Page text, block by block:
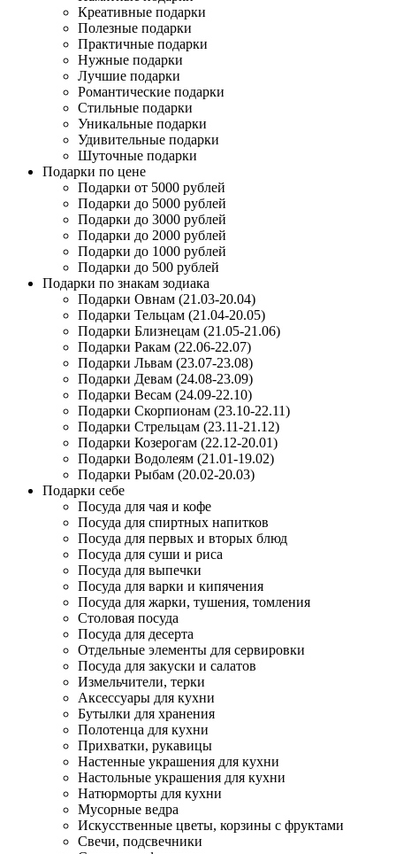
Креативные подарки
Полезные подарки
Практичные подарки
Нужные подарки
Лучшие подарки
Романтические подарки
Стильные подарки
Уникальные подарки
Удивительные подарки
Шуточные подарки
Подарки по цене
Подарки от 5000 рублей
Подарки до 5000 рублей
Подарки до 3000 рублей
Подарки до 2000 рублей
Подарки до 1000 рублей
Подарки до 500 рублей
Подарки по знакам зодиака
Подарки Овнам (21.03-20.04)
Подарки Тельцам (21.04-20.05)
Подарки Близнецам (21.05-21.06)
Подарки Ракам (22.06-22.07)
Подарки Львам (23.07-23.08)
Подарки Девам (24.08-23.09)
Подарки Весам (24.09-22.10)
Подарки Скорпионам (23.10-22.11)
Подарки Стрельцам (23.11-21.12)
Подарки Козерогам (22.12-20.01)
Подарки Водолеям (21.01-19.02)
Подарки Рыбам (20.02-20.03)
Подарки себе
Посуда для чая и кофе
Посуда для спиртных напитков
Посуда для первых и вторых блюд
Посуда для суши и риса
Посуда для выпечки
Посуда для варки и кипячения
Посуда для жарки, тушения, томления
Столовая посуда
Посуда для десерта
Отдельные элементы для сервировки
Посуда для закуски и салатов
Измельчители, терки
Аксессуары для кухни
Бутылки для хранения
Полотенца для кухни
Прихватки, рукавицы
Настенные украшения для кухни
Настольные украшения для кухни
Натюрморты для кухни
Мусорные ведра
Искусственные цветы, корзины с фруктами
Свечи, подсвечники